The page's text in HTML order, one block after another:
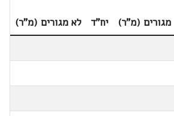
מגורים (מ"ר) יח"ד
לא מגורים (מ"ר)